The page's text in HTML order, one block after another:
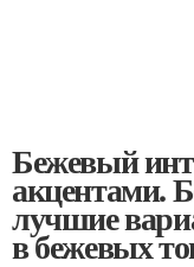
Бежевый
акцентами.
лучшие
в бежевых